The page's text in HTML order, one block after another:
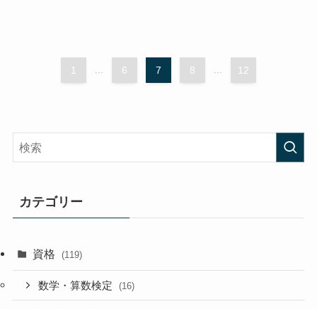
1 6 7 8 12
カテゴリー
資格 (119)
数学・算数検定 (16)